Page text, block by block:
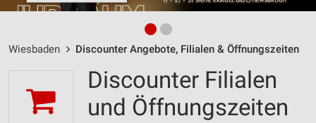
Wiesbaden Discounter Angebote, Filialen & Öffnungszeiten
Discounter Filialen
und Öffnungszeiten